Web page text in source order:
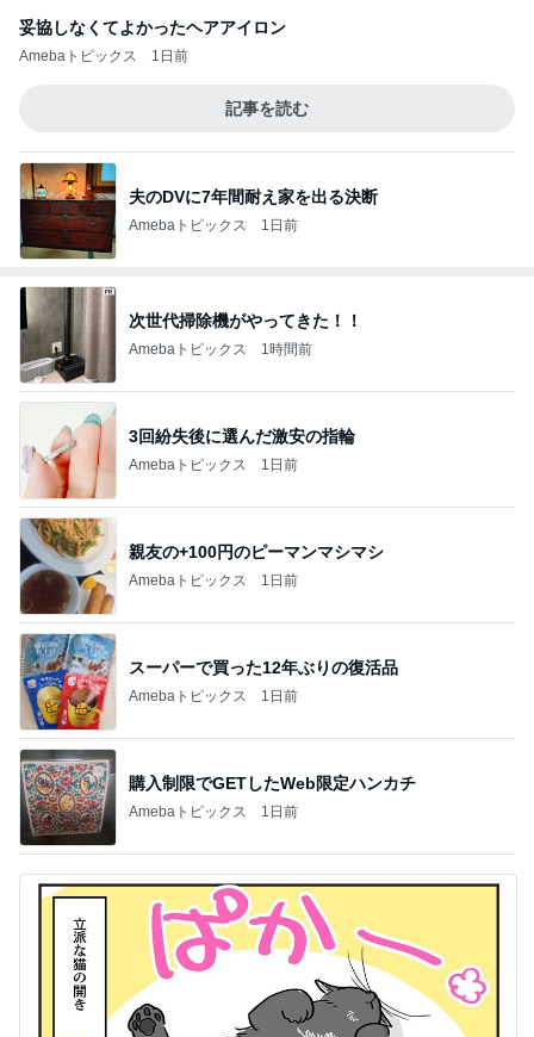
妥協しなくてよかったヘアアイロン
Amebaトピックス 1日前
記事を読む
夫のDVに7年間耐え家を出る決断
Amebaトピックス 1日前
次世代掃除機がやってきた！！
Amebaトピックス 1時間前
3回紛失後に選んだ激安の指輪
Amebaトピックス 1日前
親友の+100円のピーマンマシマシ
Amebaトピックス 1日前
スーパーで買った12年ぶりの復活品
Amebaトピックス 1日前
購入制限でGETしたWeb限定ハンカチ
Amebaトピックス 1日前